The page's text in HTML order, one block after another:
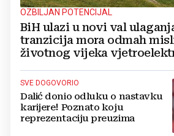
OZBILJAN POTENCIJAL
BiH ulazi u novi val
tranzicija mora odmah
životnog vijeka
SVE DOGOVORIO
Dalić donio odluku o nastavku
karijere! Poznato koju
reprezentaciju preuzima